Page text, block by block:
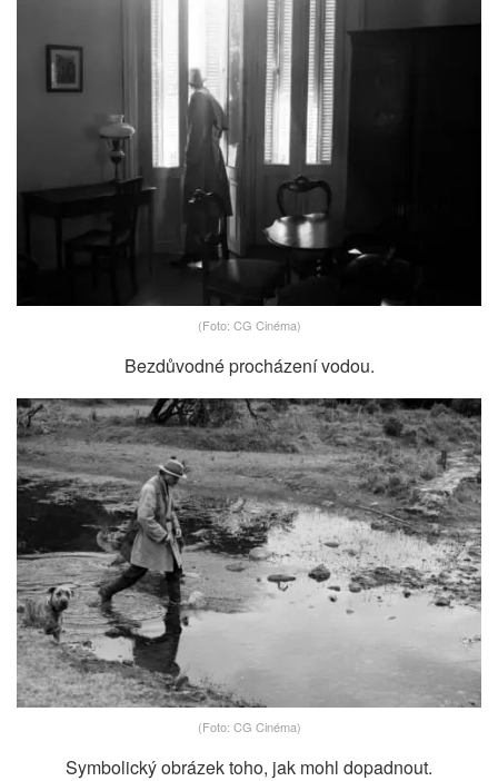
(Foto: CG Cinéma)
Bezdůvodné procházení vodou.
(Foto: CG Cinéma)
Symbolický obrázek toho, jak mohl dopadnout.